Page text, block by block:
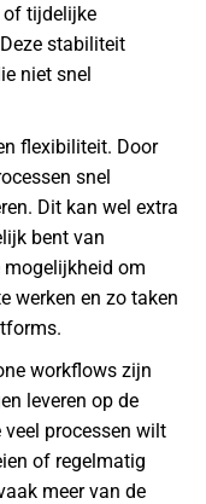
of tijdelijke
stabiliteit
niet snel
flexibiliteit. Door
snel
Dit kan wel extra
bent van
mogelijkheid om
werken en zo taken
workflows zijn
leveren op de
processen wilt
of regelmatig
meer van de